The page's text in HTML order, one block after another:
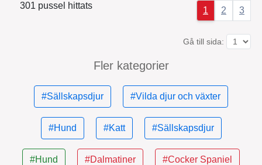
301 pussel hittats 1 2 3
Gå till sida:
Fler kategorier
#Sällskapsdjur #Vilda djur och växter
#Hund #Katt #Sällskapsdjur
#Hund #Dalmatiner #Cocker Spaniel